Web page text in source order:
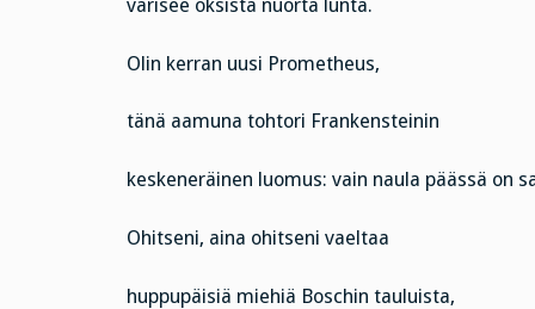
varisee oksista nuorta lunta.
Olin kerran uusi Prometheus,
tänä aamuna tohtori Frankensteinin
keskeneräinen luomus: vain naula päässä on
Ohitseni, aina ohitseni vaeltaa
huppupäisiä miehiä Boschin tauluista,